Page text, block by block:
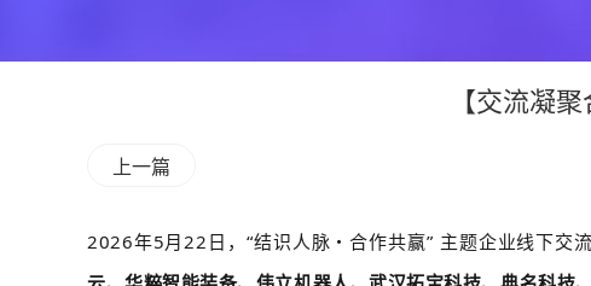
【交流凝
上一篇